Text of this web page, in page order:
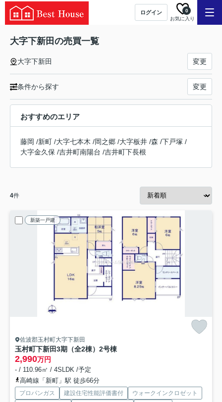
ログイン
お気に入り
0
大字下新田の売買一覧
大字下新田 変更
条件から探す 変更
おすすめのエリア
藤岡 /新町 /大字七本木 /岡之郷 /大字板井 /森 /下戸塚 /
大字金久保 /吉井町南陽台 /吉井町下長根
4件
新築一戸建
佐波郡玉村町大字下新田
玉村町下新田3期（全2棟）2号棟
2,990万円
- / 110.96㎡ / 4SLDK /予定
高崎線「新町」駅 徒歩66分
プロパンガス 建設住宅性能評価書付
ウォークインクロゼット